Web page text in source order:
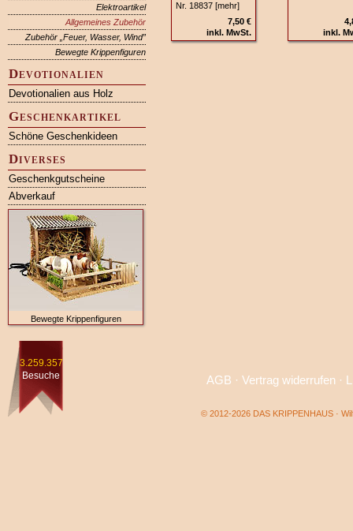
Elektroartikel
Allgemeines Zubehör
Zubehör „Feuer, Wasser, Wind”
Bewegte Krippenfiguren
Devotionalien
Devotionalien aus Holz
Geschenkartikel
Schöne Geschenkideen
Diverses
Geschenkgutscheine
Abverkauf
Bewegte Krippenfiguren
Nr. 18837 [mehr]
7,50 €
inkl. MwSt.
inkl.
3.259.357
Besuche
AGB · Vertrag widerrufen·
© 2012-2026 DAS KRIPPENHAUS ·